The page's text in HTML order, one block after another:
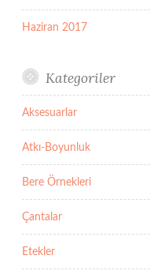
Haziran 2017
Kategoriler
Aksesuarlar
Atkı-Boyunluk
Bere Örnekleri
Çantalar
Etekler